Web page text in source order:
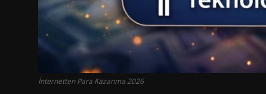
İnternetten Para Kazanma 2026